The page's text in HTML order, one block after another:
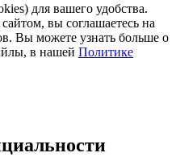
для вашего удобства.
вы соглашаетесь на
Вы можете узнать больше о
в нашей Политике